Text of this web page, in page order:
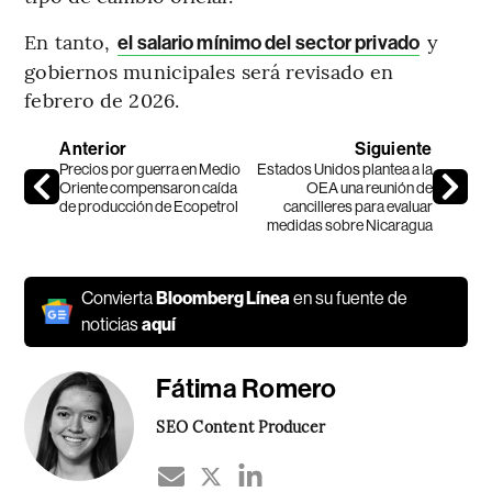
En tanto, el salario mínimo del sector privado y
gobiernos municipales será revisado en
febrero de 2026.
Anterior
Precios por guerra en Medio
Oriente compensaron caída
de producción de Ecopetrol
Siguiente
Estados Unidos plantea a la
OEA una reunión de
cancilleres para evaluar
medidas sobre Nicaragua
ConviertaBloomberg Línea en su fuente de
noticiasaquí
Fátima Romero
SEO Content Producer